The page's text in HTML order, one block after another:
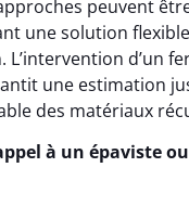
peuvent
une solution
L’intervention d’un
une estimation
des matériaux
à un épaviste